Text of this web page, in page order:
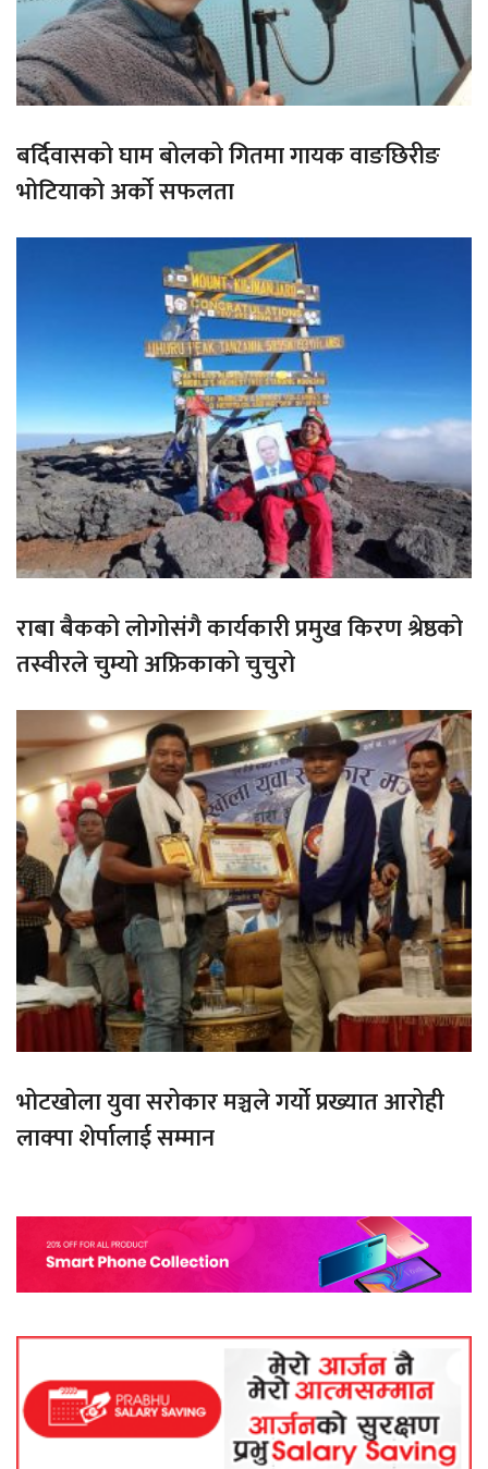
बर्दिवासको घाम बोलको गितमा गायक वाङछिरीङ
भोटियाको अर्को सफलता
राबा बैकको लोगोसंगै कार्यकारी प्रमुख किरण श्रेष्ठको
तस्वीरले चुम्यो अफ्रिकाको चुचुरो
भोटखोला युवा सरोकार मञ्चले गर्यो प्रख्यात आरोही
लाक्पा शेर्पालाई सम्मान